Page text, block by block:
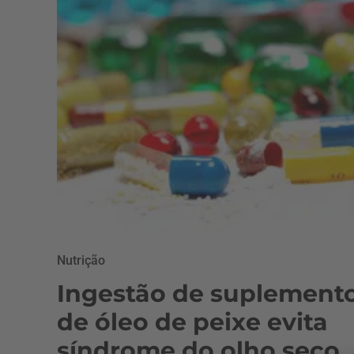
Nutrição
Ingestão de
de óleo de peixe evita